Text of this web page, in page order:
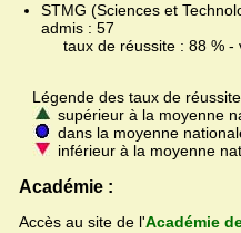
STMG (Sciences et
admis : 57
taux de réussite : 88 % -
Légende des taux de
supérieur à la moyenne
dans la moyenne
inférieur à la moyenne
Académie :
Accès au site de l'Académie